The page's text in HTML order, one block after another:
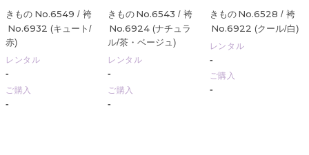
きもの No.6549 / 袴
No.6932 (キュート/
赤)
レンタル
-
ご購入
-
きもの No.6543 / 袴
No.6924 (ナチュラ
ル/茶・ベージュ)
レンタル
-
ご購入
-
きもの No.6528 / 袴
No.6922 (クール/白)
レンタル
-
ご購入
-